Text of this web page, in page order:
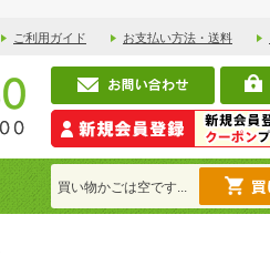
ご利用ガイド お支払い方法・送料
買い物かごは空です...